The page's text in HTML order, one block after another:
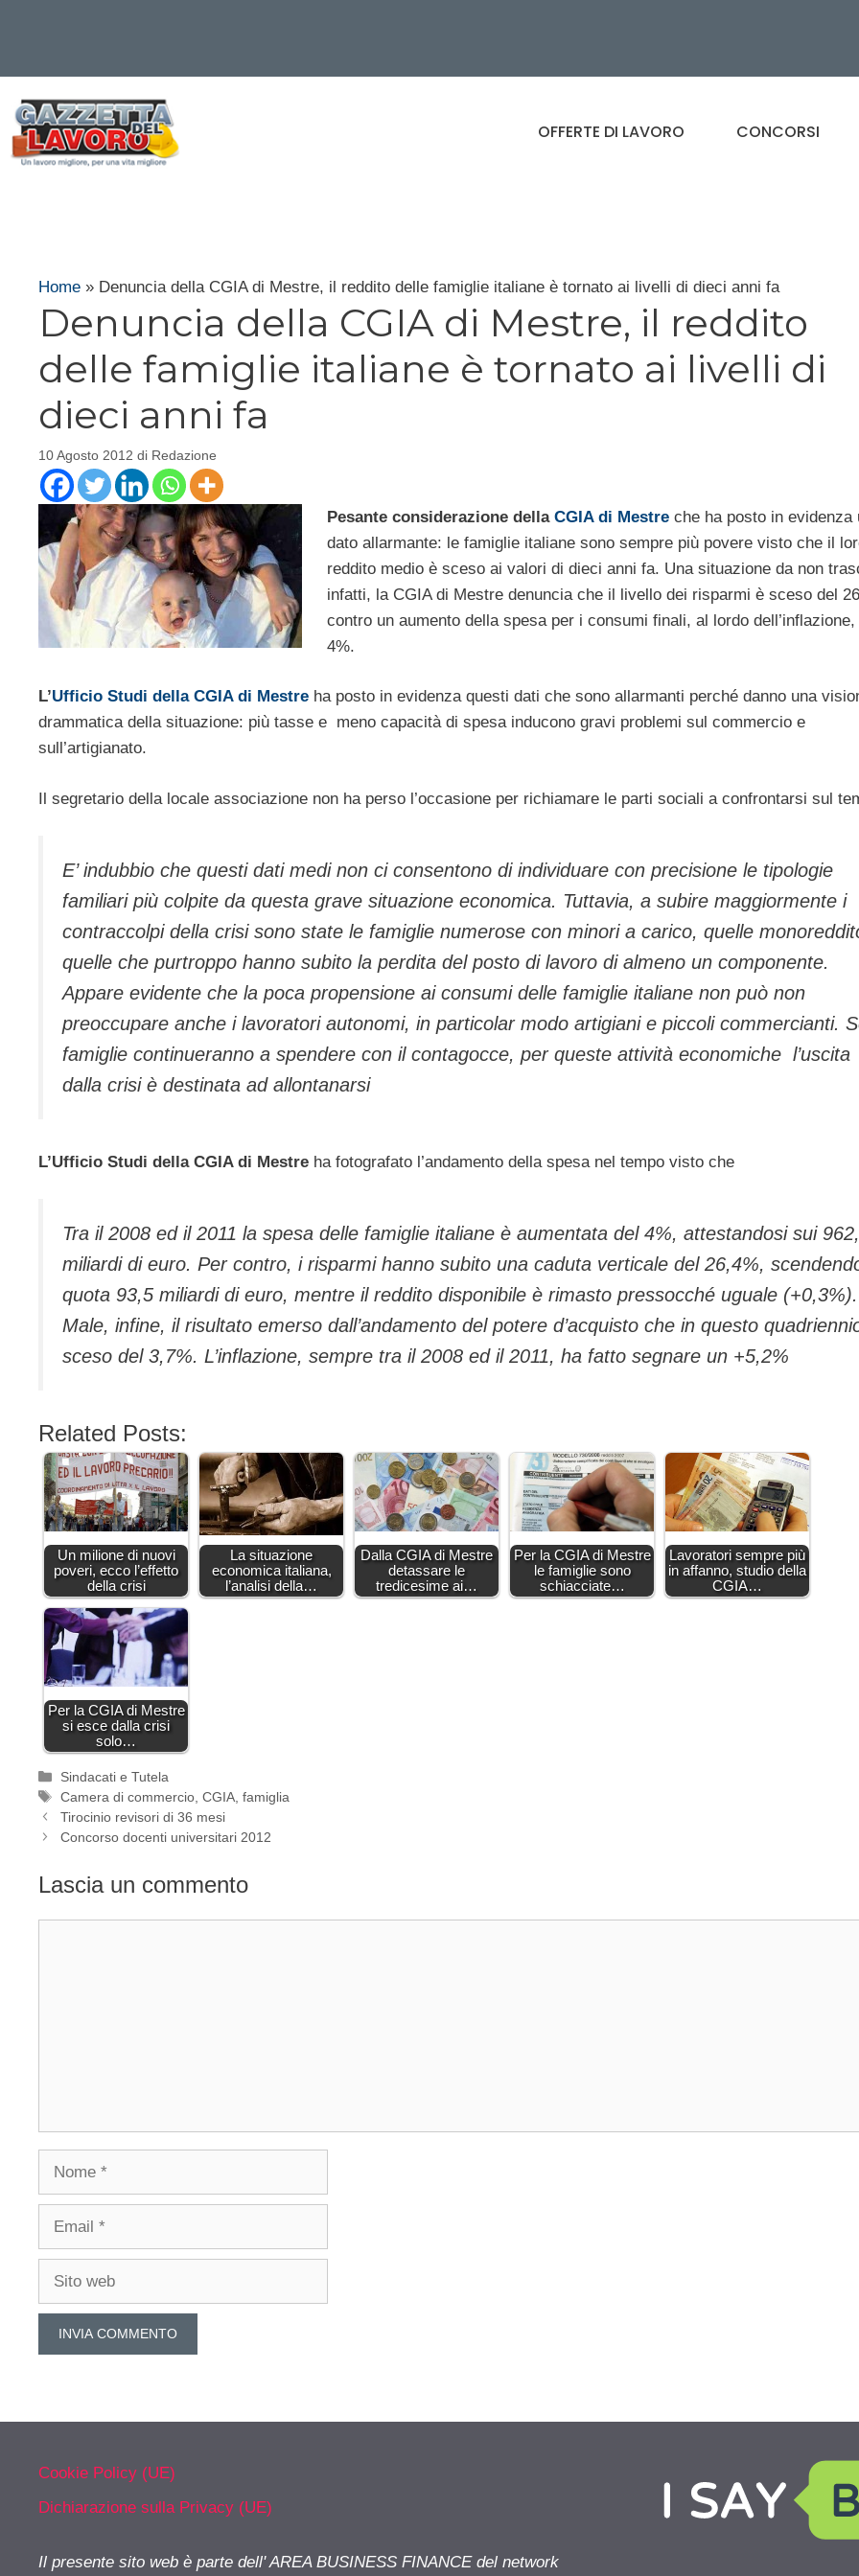
contenuto
OFFERTE DI LAVORO CONCORSI
Home » Denuncia della CGIA di Mestre, il reddito delle famiglie italiane è tornato ai livelli di dieci anni fa
Denuncia della CGIA di Mestre, il reddito
delle famiglie italiane è tornato ai livelli di
dieci anni fa
10 Agosto 2012 di Redazione
Pesante considerazione della CGIA di Mestreche ha posto in evidenza
dato allarmante: le famiglie italiane sono sempre più povere visto che il
reddito medio è sceso ai valori di dieci anni fa. Una situazione da non
infatti, la CGIA di Mestre denuncia che il livello dei risparmi è sceso del
contro un aumento della spesa per i consumi finali, al lordo dell’inflazione,
4%.
L’Ufficio Studi della CGIA di Mestre ha posto in evidenza questi dati che sono allarmanti perché danno una
drammatica della situazione: più tasse e meno capacità di spesa inducono gravi problemi sul commercio e
sull’artigianato.
Il segretario della locale associazione non ha perso l’occasione per richiamare le parti sociali a confrontarsi sul
E’ indubbio che questi dati medi non ci consentono di individuare con precisione le tipologie
familiari più colpite da questa grave situazione economica. Tuttavia, a subire maggiormente i
contraccolpi della crisi sono state le famiglie numerose con minori a carico, quelle
quelle che purtroppo hanno subito la perdita del posto di lavoro di almeno un componente.
Appare evidente che la poca propensione ai consumi delle famiglie italiane non può non
preoccupare anche i lavoratori autonomi, in particolar modo artigiani e piccoli commercianti.
famiglie continueranno a spendere con il contagocce, per queste attività economiche l’uscita
dalla crisi è destinata ad allontanarsi
L’Ufficio Studi della CGIA di Mestre ha fotografato l’andamento della spesa nel tempo visto che
Tra il 2008 ed il 2011 la spesa delle famiglie italiane è aumentata del 4%, attestandosi sui
miliardi di euro. Per contro, i risparmi hanno subito una caduta verticale del 26,4%,
quota 93,5 miliardi di euro, mentre il reddito disponibile è rimasto pressocché uguale (+0,3%).
Male, infine, il risultato emerso dall’andamento del potere d’acquisto che in questo
sceso del 3,7%. L’inflazione, sempre tra il 2008 ed il 2011, ha fatto segnare un +5,2%
Related Posts:
Un milione di nuovi
poveri, ecco l’effetto
della crisi
La situazione
economica italiana,
l’analisi della…
Dalla CGIA di Mestre
detassare le
tredicesime ai…
Per la CGIA di Mestre
le famiglie sono
schiacciate…
Lavoratori sempre più
in affanno, studio della
CGIA…
Per la CGIA di Mestre
si esce dalla crisi
solo…
Categorie
Sindacati e Tutela
Tag
Camera di commercio ,CGIA ,famiglia
Tirocinio revisori di 36 mesi
Concorso docenti universitari 2012
Lascia un commento
Nome
Email
Sito
Cookie Policy (UE)
Dichiarazione sulla Privacy (UE)
Il presente sito web è parte dell' AREA BUSINESS FINANCE del network